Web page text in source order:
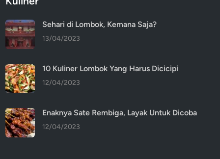
Sehari di Lombok, Kemana Saja?
13/04/2023
10 Kuliner Lombok Yang Harus Dicicipi
12/04/2023
Enaknya Sate Rembiga, Layak Untuk Dicoba
12/04/2023